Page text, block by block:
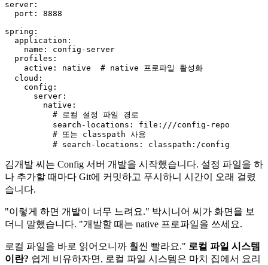
server:
  port:
8888
spring:
  application:
    name: config-server
  profiles:
    active:
native
  #
native 프로파일 활성화
  cloud:
    config:
      server:
native :
          # 로컬 설정 파일 경로
          search-locations: file:
///config-repo
          # 또는 classpath 사용
김개발 씨는 Config 서버 개발을 시작했습니다. 설정 파일을 하
나 추가할 때마다 Git에 커밋하고 푸시하니 시간이 오래 걸렸
습니다.
"이렇게 하면 개발이 너무 느려요." 박시니어 씨가 화면을 보
더니 말했습니다. "개발할 때는 native 프로파일을 쓰세요.
로컬 파일을 바로 읽어오니까 훨씬 빨라요." 로컬 파일 시스템
이란? 쉽게 비유하자면, 로컬 파일 시스템은 마치 집에서 요리